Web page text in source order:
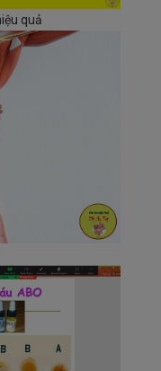
quả